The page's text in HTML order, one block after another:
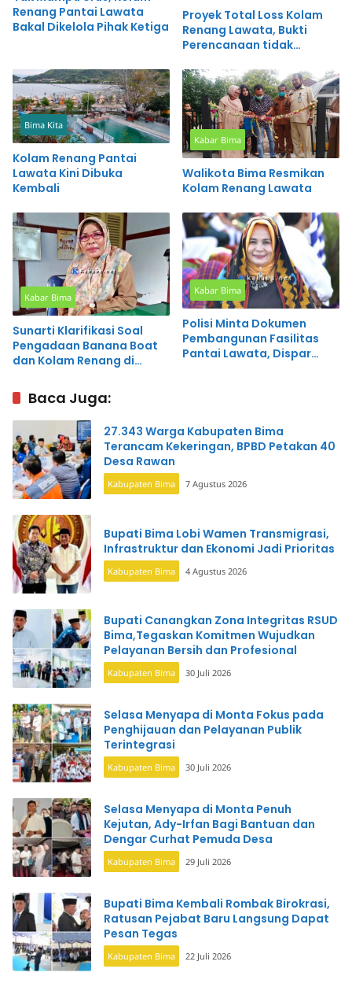
Renang Pantai Lawata
Bakal Dikelola Pihak Ketiga
Proyek Total Loss Kolam
Renang Lawata, Bukti
Perencanaan tidak
Bima Kita
Kolam Renang Pantai
Lawata Kini Dibuka
Kembali
Kabar Bima
Walikota Bima Resmikan
Kolam Renang Lawata
Kabar Bima
Sunarti Klarifikasi Soal
Pengadaan Banana Boat
dan Kolam Renang di
Kabar Bima
Polisi Minta Dokumen
Pembangunan Fasilitas
Pantai Lawata, Dispar
Baca Juga:
27.343 Warga Kabupaten Bima
Terancam Kekeringan, BPBD Petakan 40
Desa Rawan
Kabupaten Bima 7 Agustus 2026
Bupati Bima Lobi Wamen Transmigrasi,
Infrastruktur dan Ekonomi Jadi Prioritas
Kabupaten Bima 4 Agustus 2026
Bupati Canangkan Zona Integritas RSUD
Bima,Tegaskan Komitmen Wujudkan
Pelayanan Bersih dan Profesional
Kabupaten Bima 30 Juli 2026
Selasa Menyapa di Monta Fokus pada
Penghijauan dan Pelayanan Publik
Terintegrasi
Kabupaten Bima 30 Juli 2026
Selasa Menyapa di Monta Penuh
Kejutan, Ady-Irfan Bagi Bantuan dan
Dengar Curhat Pemuda Desa
Kabupaten Bima 29 Juli 2026
Bupati Bima Kembali Rombak Birokrasi,
Ratusan Pejabat Baru Langsung Dapat
Pesan Tegas
Kabupaten Bima 22 Juli 2026